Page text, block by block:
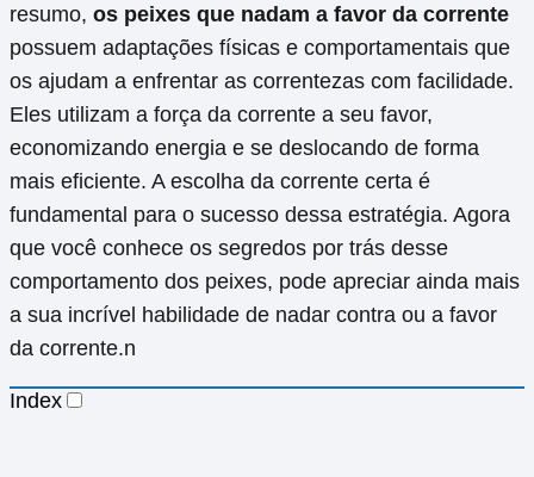
resumo, os peixes que nadam a favor da corrente
possuem adaptações físicas e comportamentais que
os ajudam a enfrentar as correntezas com facilidade.
Eles utilizam a força da corrente a seu favor,
economizando energia e se deslocando de forma
mais eficiente. A escolha da corrente certa é
fundamental para o sucesso dessa estratégia. Agora
que você conhece os segredos por trás desse
comportamento dos peixes, pode apreciar ainda mais
a sua incrível habilidade de nadar contra ou a favor
da corrente.n
Index